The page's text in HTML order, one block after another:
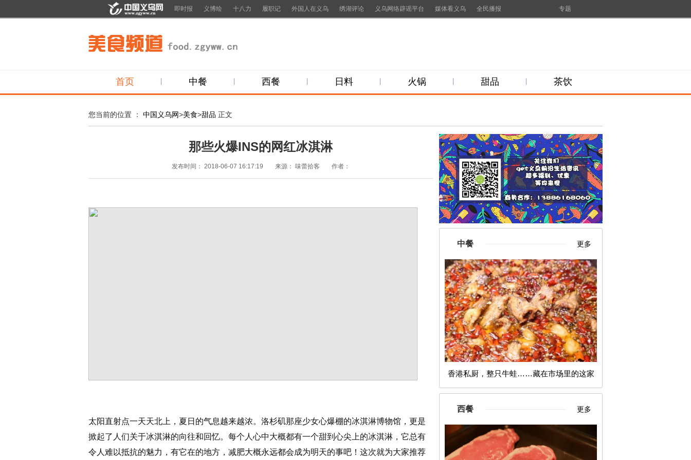
即时报 义博绘 十八力 履职记 外国人在义乌 绣湖评论 义乌网络辟谣平台 媒体看义乌 全民播报 专题
首页 中餐 西餐 日料 火锅 甜品 茶饮
您当前的位置 ： 中国义乌网>美食>甜品 正文
那些火爆INS的网红冰淇淋
发布时间： 2018-06-07 16:17:19 来源： 味蕾拾客 作者：
太阳直射点一天天北上，夏日的气息越来越浓。洛杉矶那座少女心爆棚的冰淇淋博物馆，更是
掀起了人们关于冰淇淋的向往和回忆。每个人心中大概都有一个甜到心尖上的冰淇淋，它总有
令人难以抵抗的魅力，有它在的地方，减肥大概永远都会成为明天的事吧！这次就为大家推荐
中餐 更多
香港私厨，整只牛蛙……藏在市场里的这家
店真的一点不吝啬！
西餐 更多